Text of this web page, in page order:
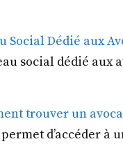
Social Dédié aux
social dédié aux
trouver un
d’accéder à